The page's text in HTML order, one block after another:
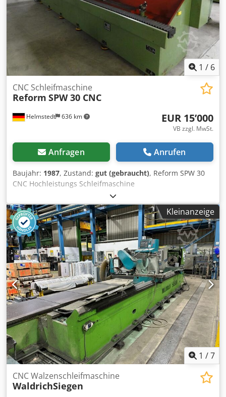
1 / 6
Helmstedt 636 km
CNC Schleifmaschine
Reform SPW 30 CNC
EUR 15’000
VB zzgl. MwSt.
Anfragen Anrufen
Baujahr: 1987, Zustand: gut (gebraucht), Reform SPW 30
CNC Hochleistungs Schleifmaschine
(Walzenschleifmaschine) Dkodpfx Acjbq A Hueqjr
Maschinenummer: 3728-87 Baujahr: 1987 Schleiflaenge
2.000 mm
Kleinanzeige
1 /7
CNC Walzenschleifmaschine
WaldrichSiegen